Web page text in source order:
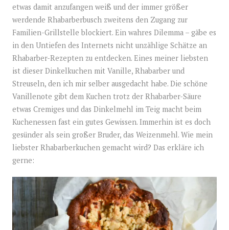
etwas damit anzufangen weiß und der immer größer
werdende Rhabarberbusch zweitens den Zugang zur
Familien-Grillstelle blockiert. Ein wahres Dilemma – gäbe es
in den Untiefen des Internets nicht unzählige Schätze an
Rhabarber-Rezepten zu entdecken. Eines meiner liebsten
ist dieser Dinkelkuchen mit Vanille, Rhabarber und
Streuseln, den ich mir selber ausgedacht habe. Die schöne
Vanillenote gibt dem Kuchen trotz der Rhabarber-Säure
etwas Cremiges und das Dinkelmehl im Teig macht beim
Kuchenessen fast ein gutes Gewissen. Immerhin ist es doch
gesünder als sein großer Bruder, das Weizenmehl. Wie mein
liebster Rhabarberkuchen gemacht wird? Das erkläre ich
gerne: